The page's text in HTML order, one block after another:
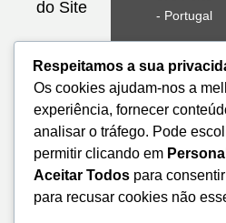
do Site
- Portugal
41º08'51,70"
+351 228
328 115
Respeitamos a sua
Os cookies ajudam-nos a
experiência, fornecer
analisar o tráfego. Pode
permitir clicando em
Aceitar Todos para
para recusar cookies não